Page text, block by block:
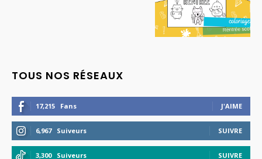
TOUS NOS RÉSEAUX
17,215 Fans J'AIME
6,967 Suiveurs SUIVRE
3,300 Suiveurs SUIVRE